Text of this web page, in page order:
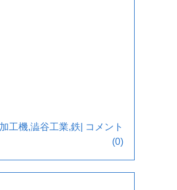
工機,澁谷工業,鉄
コメント
(0)